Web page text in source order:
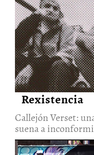
Rexistencia
Callejón Verset:
suena a